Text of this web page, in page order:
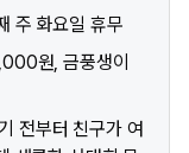
주 화요일 휴무
원, 금풍생이
전부터 친구가 여